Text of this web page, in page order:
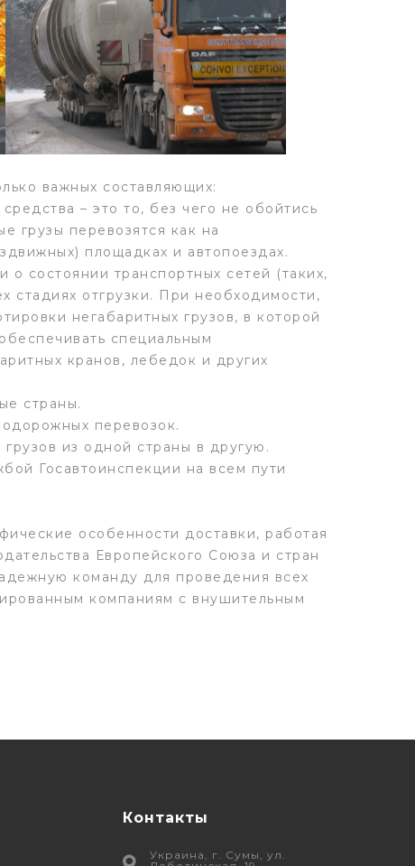
важных составляющих:
– это то, без чего не обойтись
грузы перевозятся как на
площадках и автопоездах.
состоянии транспортных сетей (таких,
стадиях отгрузки. При необходимости,
негабаритных грузов, в которой
специальным
кранов, лебедок и других
страны.
перевозок.
из одной страны в другую.
Госавтоинспекции на всем пути
особенности доставки, работая
Европейского Союза и стран
команду для проведения всех
компаниям с внушительным
Контакты
Украина, г. Сумы, ул.